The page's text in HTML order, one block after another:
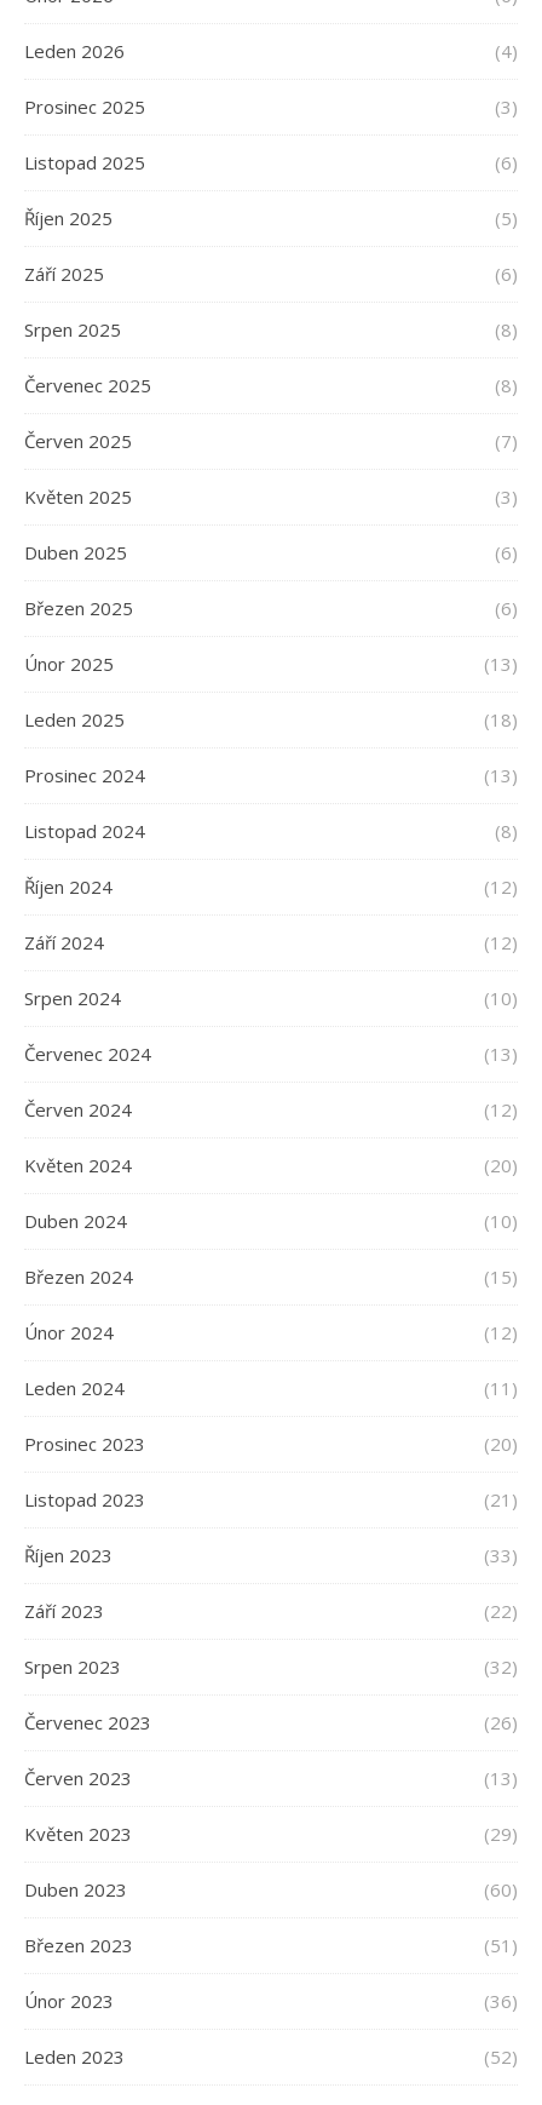
Leden 2026 (4)
Prosinec 2025 (3)
Listopad 2025 (6)
Říjen 2025 (5)
Září 2025 (6)
Srpen 2025 (8)
Červenec 2025 (8)
Červen 2025 (7)
Květen 2025 (3)
Duben 2025 (6)
Březen 2025 (6)
Únor 2025 (13)
Leden 2025 (18)
Prosinec 2024 (13)
Listopad 2024 (8)
Říjen 2024 (12)
Září 2024 (12)
Srpen 2024 (10)
Červenec 2024 (13)
Červen 2024 (12)
Květen 2024 (20)
Duben 2024 (10)
Březen 2024 (15)
Únor 2024 (12)
Leden 2024 (11)
Prosinec 2023 (20)
Listopad 2023 (21)
Říjen 2023 (33)
Září 2023 (22)
Srpen 2023 (32)
Červenec 2023 (26)
Červen 2023 (13)
Květen 2023 (29)
Duben 2023 (60)
Březen 2023 (51)
Únor 2023 (36)
Leden 2023 (52)